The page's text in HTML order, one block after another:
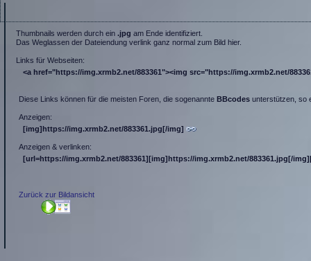
Thumbnails werden durch ein .jpg am Ende identifiziert.
Das Weglassen der Dateiendung verlink ganz normal zum Bild hier.
Links für Webseiten:
<a href="https://img.xrmb2.net/883361"><img src="https://img.xrmb2.net/
Diese Links können für die meisten Foren, die sogenannte BBcodes unterstützen, so
Anzeigen:
[img]https://img.xrmb2.net/883361.jpg[/img]
Anzeigen & verlinken:
[url=https://img.xrmb2.net/883361][img]https://img.xrmb2.net/883361.jpg[/
Zurück zur Bildansicht